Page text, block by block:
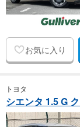
お気に入り
トヨタ
シエンタ 1.5 G